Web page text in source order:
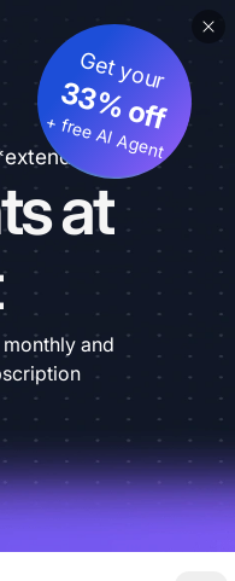
at
Get your
33% off
+ free AI Agent
and